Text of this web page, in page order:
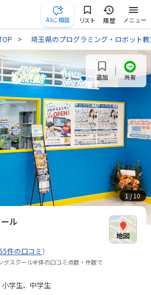
AIに相談 リスト 履歴 メニュー
埼玉県のプログラミング・ロボット
1/ 10
追加 共有
ル
件の口コミ）
スクール全体の口コミ点数・件数で
小学生、中学生